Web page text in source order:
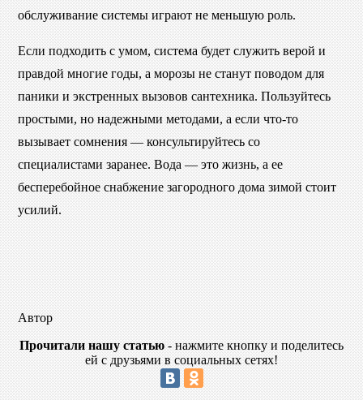
обслуживание системы играют не меньшую роль.
Если подходить с умом, система будет служить верой и
правдой многие годы, а морозы не станут поводом для
паники и экстренных вызовов сантехника. Пользуйтесь
простыми, но надежными методами, а если что-то
вызывает сомнения — консультируйтесь со
специалистами заранее. Вода — это жизнь, а ее
бесперебойное снабжение загородного дома зимой стоит
усилий.
Автор
Прочитали нашу статью - нажмите кнопку и поделитесь
ей с друзьями в социальных сетях!